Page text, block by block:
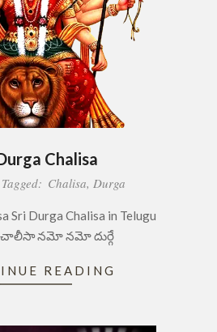
Chalisa
Tagged: Chalisa, Durga
Sri Durga Chalisa in Telugu
చాలీసా నమో నమో దుర్గే
READING